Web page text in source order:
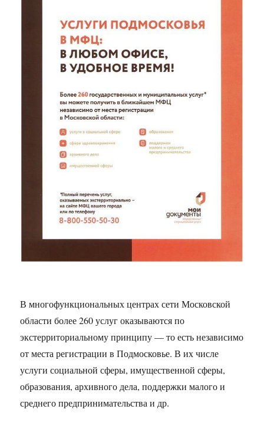
В многофункциональных центрах сети Московской
области более 260 услуг оказываются по
экстерриториальному принципу — то есть независимо
от места регистрации в Подмосковье. В их числе
услуги социальной сферы, имущественной сферы,
образования, архивного дела, поддержки малого и
среднего предпринимательства и др.